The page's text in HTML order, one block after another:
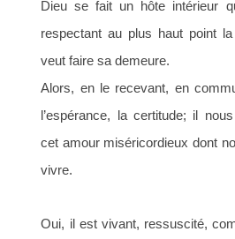
Dieu se fait un hôte intérieur
respectant au plus haut point
veut faire sa demeure.
Alors, en le recevant, en
l’espérance, la certitude; il
cet amour miséricordieux dont
vivre.
Oui, il est vivant, ressuscité,